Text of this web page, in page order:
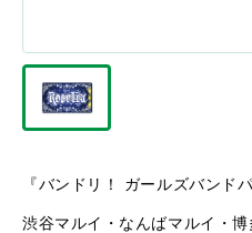
『バンドリ！ ガールズバンド
渋谷マルイ・なんばマルイ・博